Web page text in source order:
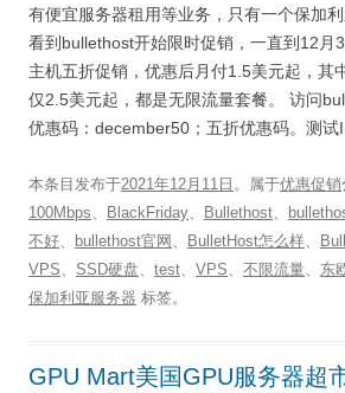
有便宜服务器租用等业务，只有一个保加
看到bullethost开始限时促销，一直到12月
主机五折促销，优惠后月付1.5美元起，其
仅2.5美元起，都是无限流量套餐。 访问
优惠码：december50；五折优惠码。测试
本条目发布于2021年12月11日 。属于优惠促销
100Mbps、 BlackFriday、 Bullethost、
不好、 bullethost官网 、 BulletHost怎么样、
VPS、 SSD硬盘、 test、 VPS、 不限流量、 东
保加利亚服务器 标签。
GPU Mart美国GPU服务器超